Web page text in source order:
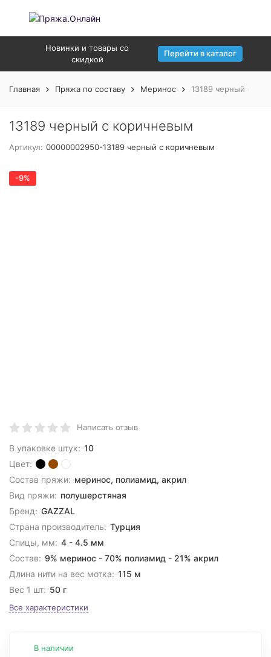
Новинки и товары со
скидкой
Перейти в каталог
Главная Пряжа по составу Меринос 13189 черный с
13189 черный с коричневым
Артикул: 00000002950-13189 черный с коричневым
-9%
Написать отзыв
В упаковке штук: 10
Цвет:
Состав пряжи: меринос, полиамид, акрил
Вид пряжи: полушерстяная
Бренд: GAZZAL
Страна производитель: Турция
Спицы, мм: 4 - 4.5 мм
Состав: 9% меринос - 70% полиамид - 21% акрил
Длина нити на вес мотка: 115 м
Вес 1 шт: 50 г
Все характеристики
В наличии